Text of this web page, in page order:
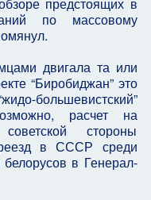
по массовому
двигала та или
“Биробиджан” это
большевистский”
расчет на
стороны
в СССР среди
в Генерал-